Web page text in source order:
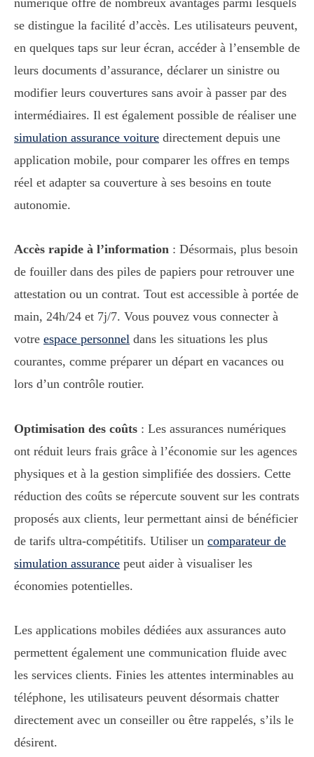
se distingue la facilité d’accès. Les utilisateurs peuvent,
en quelques taps sur leur écran, accéder à l’ensemble de
leurs documents d’assurance, déclarer un sinistre ou
modifier leurs couvertures sans avoir à passer par des
intermédiaires. Il est également possible de réaliser une
simulation assurance voiture directement depuis une
application mobile, pour comparer les offres en temps
réel et adapter sa couverture à ses besoins en toute
autonomie.
Accès rapide à l’information : Désormais, plus besoin
de fouiller dans des piles de papiers pour retrouver une
attestation ou un contrat. Tout est accessible à portée de
main, 24h/24 et 7j/7. Vous pouvez vous connecter à
votre espace personnel dans les situations les plus
courantes, comme préparer un départ en vacances ou
lors d’un contrôle routier.
Optimisation des coûts : Les assurances numériques
ont réduit leurs frais grâce à l’économie sur les agences
physiques et à la gestion simplifiée des dossiers. Cette
réduction des coûts se répercute souvent sur les contrats
proposés aux clients, leur permettant ainsi de bénéficier
de tarifs ultra-compétitifs. Utiliser un comparateur de
simulation assurance peut aider à visualiser les
économies potentielles.
Les applications mobiles dédiées aux assurances auto
permettent également une communication fluide avec
les services clients. Finies les attentes interminables au
téléphone, les utilisateurs peuvent désormais chatter
directement avec un conseiller ou être rappelés, s’ils le
désirent.